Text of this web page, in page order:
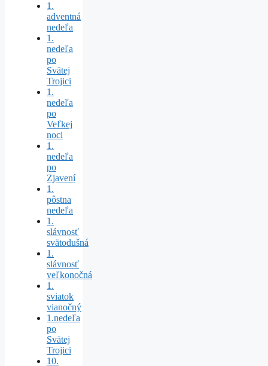
1.
adventná
nedeľa
1.
nedeľa
po
Svätej
Trojici
1.
nedeľa
po
Veľkej
noci
1.
nedeľa
po
Zjavení
1.
pôstna
nedeľa
1.
slávnosť
svätodušná
1.
slávnosť
veľkonočná
1.
sviatok
vianočný
1.nedeľa
po
Svätej
Trojici
10.